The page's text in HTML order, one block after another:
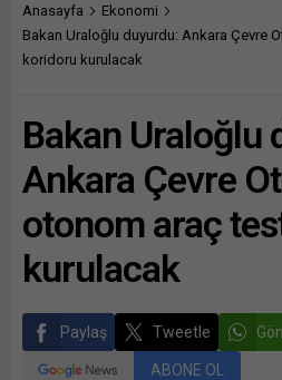
Anasayfa
Ekonomi
Bakan Uraloğlu duyurdu: Ankara Çevre
koridoru kurulacak
Bakan Uraloğlu
Ankara Çevre
otonom araç
kurulacak
Paylaş Tweetle
ABONE OL